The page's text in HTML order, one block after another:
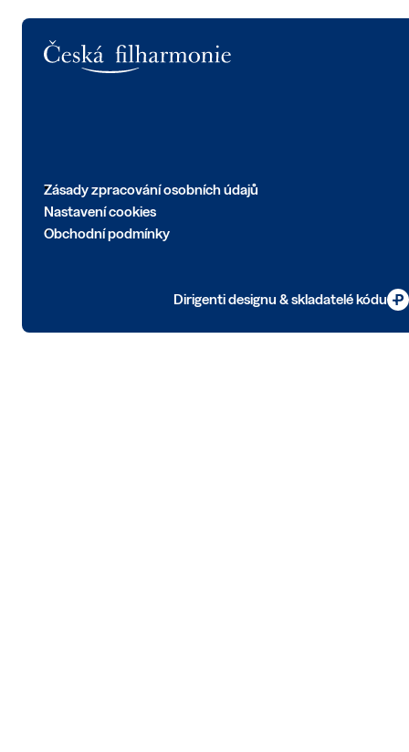
Zásady zpracování osobních údajů
Nastavení cookies
Obchodní podmínky
Dirigenti designu & skladatelé kódu